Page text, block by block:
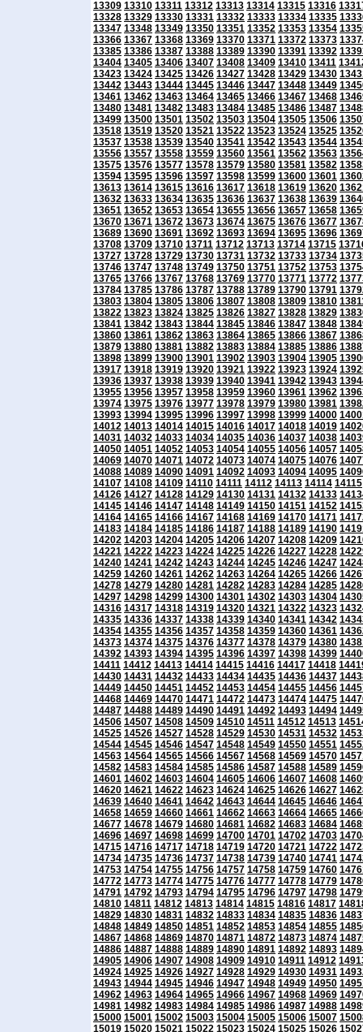
13309 13310 13311 13312 13313 13314 13315 13316
13328 13329 13330 13331 13332 13333 13334 13335
13347 13348 13349 13350 13351 13352 13353 13354
13366 13367 13368 13369 13370 13371 13372 13373
13385 13386 13387 13388 13389 13390 13391 13392
13404 13405 13406 13407 13408 13409 13410 13411
13423 13424 13425 13426 13427 13428 13429 13430
13442 13443 13444 13445 13446 13447 13448 13449
13461 13462 13463 13464 13465 13466 13467 13468
13480 13481 13482 13483 13484 13485 13486 13487
13499 13500 13501 13502 13503 13504 13505 13506
13518 13519 13520 13521 13522 13523 13524 13525
13537 13538 13539 13540 13541 13542 13543 13544
13556 13557 13558 13559 13560 13561 13562 13563
13575 13576 13577 13578 13579 13580 13581 13582
13594 13595 13596 13597 13598 13599 13600 13601
13613 13614 13615 13616 13617 13618 13619 13620
13632 13633 13634 13635 13636 13637 13638 13639
13651 13652 13653 13654 13655 13656 13657 13658
13670 13671 13672 13673 13674 13675 13676 13677
13689 13690 13691 13692 13693 13694 13695 13696
13708 13709 13710 13711 13712 13713 13714 13715
13727 13728 13729 13730 13731 13732 13733 13734
13746 13747 13748 13749 13750 13751 13752 13753
13765 13766 13767 13768 13769 13770 13771 13772
13784 13785 13786 13787 13788 13789 13790 13791
13803 13804 13805 13806 13807 13808 13809 13810
13822 13823 13824 13825 13826 13827 13828 13829
13841 13842 13843 13844 13845 13846 13847 13848
13860 13861 13862 13863 13864 13865 13866 13867
13879 13880 13881 13882 13883 13884 13885 13886
13898 13899 13900 13901 13902 13903 13904 13905
13917 13918 13919 13920 13921 13922 13923 13924
13936 13937 13938 13939 13940 13941 13942 13943
13955 13956 13957 13958 13959 13960 13961 13962
13974 13975 13976 13977 13978 13979 13980 13981
13993 13994 13995 13996 13997 13998 13999 14000
14012 14013 14014 14015 14016 14017 14018 14019
14031 14032 14033 14034 14035 14036 14037 14038
14050 14051 14052 14053 14054 14055 14056 14057
14069 14070 14071 14072 14073 14074 14075 14076
14088 14089 14090 14091 14092 14093 14094 14095
14107 14108 14109 14110 14111 14112 14113 14114 14115
14126 14127 14128 14129 14130 14131 14132 14133
14145 14146 14147 14148 14149 14150 14151 14152
14164 14165 14166 14167 14168 14169 14170 14171
14183 14184 14185 14186 14187 14188 14189 14190
14202 14203 14204 14205 14206 14207 14208 14209
14221 14222 14223 14224 14225 14226 14227 14228
14240 14241 14242 14243 14244 14245 14246 14247
14259 14260 14261 14262 14263 14264 14265 14266
14278 14279 14280 14281 14282 14283 14284 14285
14297 14298 14299 14300 14301 14302 14303 14304
14316 14317 14318 14319 14320 14321 14322 14323
14335 14336 14337 14338 14339 14340 14341 14342
14354 14355 14356 14357 14358 14359 14360 14361
14373 14374 14375 14376 14377 14378 14379 14380
14392 14393 14394 14395 14396 14397 14398 14399
14411 14412 14413 14414 14415 14416 14417 14418
14430 14431 14432 14433 14434 14435 14436 14437
14449 14450 14451 14452 14453 14454 14455 14456
14468 14469 14470 14471 14472 14473 14474 14475
14487 14488 14489 14490 14491 14492 14493 14494
14506 14507 14508 14509 14510 14511 14512 14513
14525 14526 14527 14528 14529 14530 14531 14532
14544 14545 14546 14547 14548 14549 14550 14551
14563 14564 14565 14566 14567 14568 14569 14570
14582 14583 14584 14585 14586 14587 14588 14589
14601 14602 14603 14604 14605 14606 14607 14608
14620 14621 14622 14623 14624 14625 14626 14627
14639 14640 14641 14642 14643 14644 14645 14646
14658 14659 14660 14661 14662 14663 14664 14665
14677 14678 14679 14680 14681 14682 14683 14684
14696 14697 14698 14699 14700 14701 14702 14703
14715 14716 14717 14718 14719 14720 14721 14722
14734 14735 14736 14737 14738 14739 14740 14741
14753 14754 14755 14756 14757 14758 14759 14760
14772 14773 14774 14775 14776 14777 14778 14779
14791 14792 14793 14794 14795 14796 14797 14798
14810 14811 14812 14813 14814 14815 14816 14817
14829 14830 14831 14832 14833 14834 14835 14836
14848 14849 14850 14851 14852 14853 14854 14855
14867 14868 14869 14870 14871 14872 14873 14874
14886 14887 14888 14889 14890 14891 14892 14893
14905 14906 14907 14908 14909 14910 14911 14912
14924 14925 14926 14927 14928 14929 14930 14931
14943 14944 14945 14946 14947 14948 14949 14950
14962 14963 14964 14965 14966 14967 14968 14969
14981 14982 14983 14984 14985 14986 14987 14988
15000 15001 15002 15003 15004 15005 15006 15007
15019 15020 15021 15022 15023 15024 15025 15026